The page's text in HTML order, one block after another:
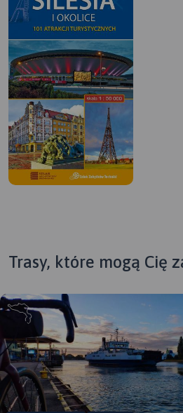
MAPA TURYSTYCZNA W
Trasy, które mogą Cię